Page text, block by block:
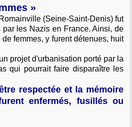
»
(Seine‐Saint‐Denis) fut
les Nazis en France. Ainsi, de
femmes, y furent détenues, huit
projet d'urbanisation porté par la
qui pourrait faire disparaître les
respectée et la mémoire
enfermés, fusillés ou